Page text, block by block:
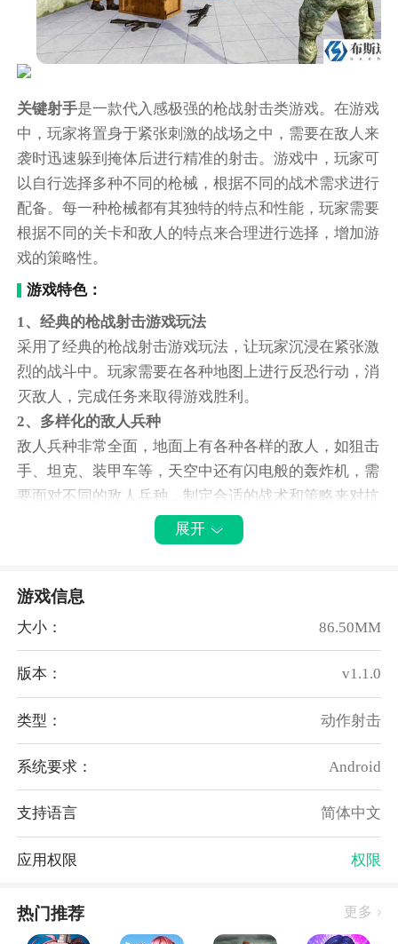
关键射手是一款代入感极强的枪战射击类游戏。在游戏
中，玩家将置身于紧张刺激的战场之中，需要在敌人来
袭时迅速躲到掩体后进行精准的射击。游戏中，玩家可
以自行选择多种不同的枪械，根据不同的战术需求进行
配备。每一种枪械都有其独特的特点和性能，玩家需要
根据不同的关卡和敌人的特点来合理进行选择，增加游
戏的策略性。
游戏特色：
1、经典的枪战射击游戏玩法
采用了经典的枪战射击游戏玩法，让玩家沉浸在紧张激
烈的战斗中。玩家需要在各种地图上进行反恐行动，消
灭敌人，完成任务来取得游戏胜利。
2、多样化的敌人兵种
敌人兵种非常全面，地面上有各种各样的敌人，如狙击
手、坦克、装甲车等，天空中还有闪电般的轰炸机，需
要面对不同的敌人兵种，制定合适的战术和策略来对抗
有丰富的武器库。同时，玩家还可以呼叫空袭来给自己
提供掩护，通过合理的武器选择和使用，击败敌人，展
4、精彩的战斗场景
战斗场景设计精彩纷呈，既有密闭空间的城市建筑，也
有开阔的战场场地。每个场景都充满了战斗的机会和挑
战，给玩家带来更多的战斗乐趣。
5、刺激的多人模式
还支持多人模式，玩家可以与其他玩家组成团队，进行
真实的团队合作战斗。多人模式中可以体验到更高程度
激的团队作战快感。
游戏亮点：
1、采用高清细腻的画面和写实的战斗特效，让玩家身
展开
游戏信息
大小： 86.50MM
版本： v1.1.0
类型： 动作射击
系统要求： Android
支持语言 简体中文
应用权限 权限
热门推荐 更多